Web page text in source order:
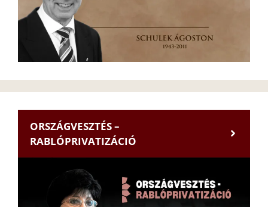
ORSZÁGVESZTÉS –
RABLÓPRIVATIZÁCIÓ